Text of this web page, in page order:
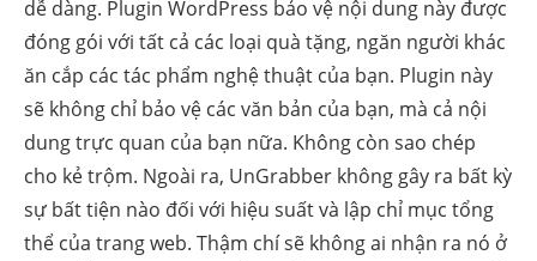
dễ dàng. Plugin WordPress bảo vệ nội dung này được
đóng gói với tất cả các loại quà tặng, ngăn người khác
ăn cắp các tác phẩm nghệ thuật của bạn. Plugin này
sẽ không chỉ bảo vệ các văn bản của bạn, mà cả nội
dung trực quan của bạn nữa. Không còn sao chép
cho kẻ trộm. Ngoài ra, UnGrabber không gây ra bất kỳ
sự bất tiện nào đối với hiệu suất và lập chỉ mục tổng
thể của trang web. Thậm chí sẽ không ai nhận ra nó ở